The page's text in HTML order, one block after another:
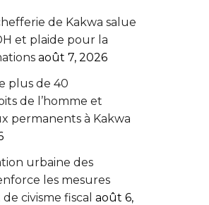
de Kakwa salue
et plaide pour la
août 7, 2026
plus de 40
de l’homme et
permanents à Kakwa
urbaine des
les mesures
civisme fiscal août 6,